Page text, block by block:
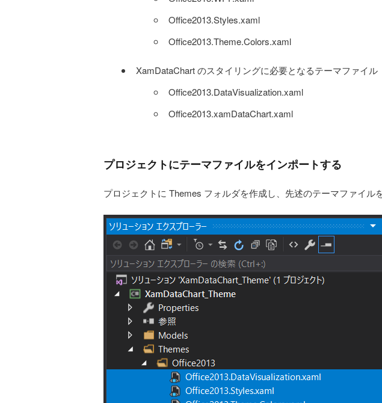
Office2013.Styles.xaml
Office2013.Theme.Colors.xaml
XamDataChart のスタイリングに必要となるテーマファイル
Office2013.DataVisualization.xaml
Office2013.xamDataChart.xaml
プロジェクトにテーマファイルをインポートする
プロジェクトに Themes フォルダを作成し、先述のテーマファイル